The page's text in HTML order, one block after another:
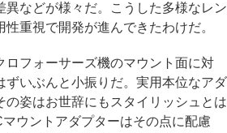
異などが様々だ。こうした多様なレン
重視で開発が進んできたわけだ。
フォーサーズ機のマウント面に対
ずいぶんと小振りだ。実用本位なアダ
の姿はお世辞にもスタイリッシュとは
ウントアダプターはその点に配慮